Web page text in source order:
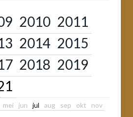
2010 2011
2014 2015
2018 2019
mei jun jul aug sep okt
nov